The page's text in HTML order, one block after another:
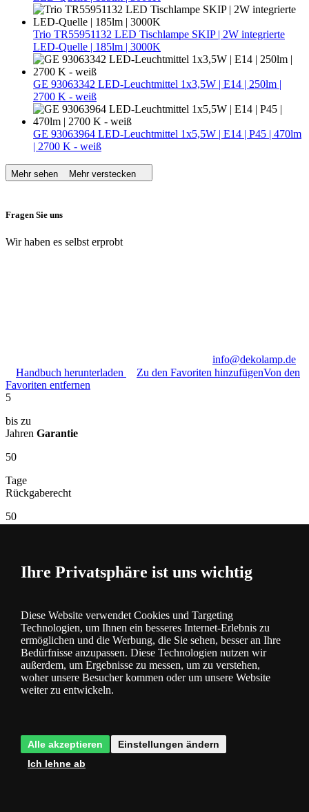
Trio TR55951132 LED Tischlampe SKIP | 2W integrierte
LED-Quelle | 185lm | 3000K
GE 93063342 LED-Leuchtmittel 1x3,5W | E14 | 250lm |
2700 K - weiß
GE 93063964 LED-Leuchtmittel 1x5,5W | E14 | P45 | 470lm
| 2700 K - weiß
Mehr sehen Mehr verstecken
Fragen Sie uns
Wir haben es selbst erprobt
info@dekolamp.de
Handbuch herunterladen
Zu den Favoriten hinzufügenVon den
Favoriten entfernen
5
bis zu
Jahren Garantie
50
Tage
Rückgaberecht
50
Warenarten
TSD
Lampen
auf Lager
Ihre Privatsphäre ist uns wichtig
Diese Website verwendet Cookies und Targeting
Technologien, um Ihnen ein besseres Internet-Erlebnis zu
ermöglichen und die Werbung, die Sie sehen, besser an Ihre
Bedürfnisse anzupassen. Diese Technologien nutzen wir
außerdem, um Ergebnisse zu messen, um zu verstehen,
woher unsere Besucher kommen oder um unsere Website
weiter zu entwickeln.
Alle akzeptieren
Einstellungen ändern
Ich lehne ab